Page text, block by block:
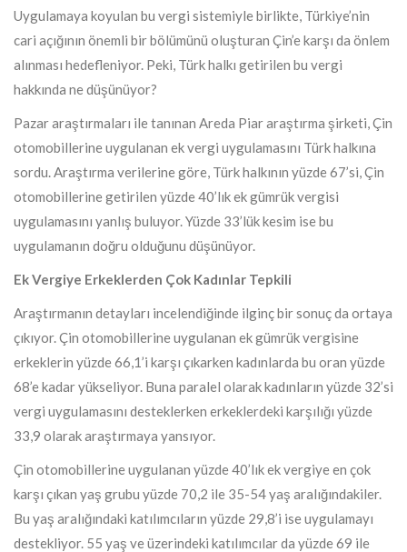
Uygulamaya koyulan bu vergi sistemiyle birlikte, Türkiye’nin
cari açığının önemli bir bölümünü oluşturan Çin’e karşı da önlem
alınması hedefleniyor. Peki, Türk halkı getirilen bu vergi
hakkında ne düşünüyor?
Pazar araştırmaları ile tanınan Areda Piar araştırma şirketi, Çin
otomobillerine uygulanan ek vergi uygulamasını Türk halkına
sordu. Araştırma verilerine göre, Türk halkının yüzde 67’si, Çin
otomobillerine getirilen yüzde 40’lık ek gümrük vergisi
uygulamasını yanlış buluyor. Yüzde 33’lük kesim ise bu
uygulamanın doğru olduğunu düşünüyor.
Ek Vergiye Erkeklerden Çok Kadınlar Tepkili
Araştırmanın detayları incelendiğinde ilginç bir sonuç da ortaya
çıkıyor. Çin otomobillerine uygulanan ek gümrük vergisine
erkeklerin yüzde 66,1’i karşı çıkarken kadınlarda bu oran yüzde
68’e kadar yükseliyor. Buna paralel olarak kadınların yüzde 32’si
vergi uygulamasını desteklerken erkeklerdeki karşılığı yüzde
33,9 olarak araştırmaya yansıyor.
Çin otomobillerine uygulanan yüzde 40’lık ek vergiye en çok
karşı çıkan yaş grubu yüzde 70,2 ile 35-54 yaş aralığındakiler.
Bu yaş aralığındaki katılımcıların yüzde 29,8’i ise uygulamayı
destekliyor. 55 yaş ve üzerindeki katılımcılar da yüzde 69 ile